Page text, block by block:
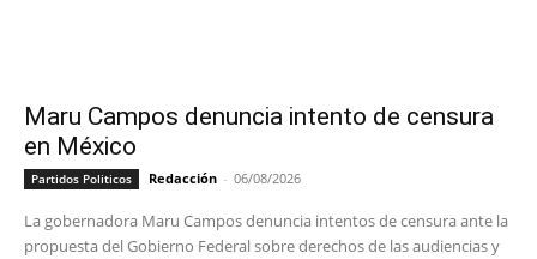
Maru Campos denuncia intento de censura
en México
Partidos Politicos Redacción - 06/08/2026
La gobernadora Maru Campos denuncia intentos de censura ante la
propuesta del Gobierno Federal sobre derechos de las audiencias y